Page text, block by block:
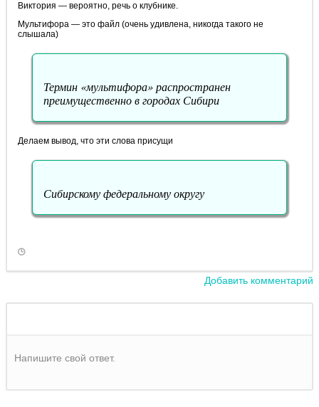
Виктория — вероятно, речь о клубнике.
Мультифора — это файл (очень удивлена, никогда такого не
слышала)
Термин «мультифора» распространен
преимущественно в городах Сибири
Делаем вывод, что эти слова присущи
Сибирскому федеральному округу
Добавить комментарий
Напишите свой ответ.